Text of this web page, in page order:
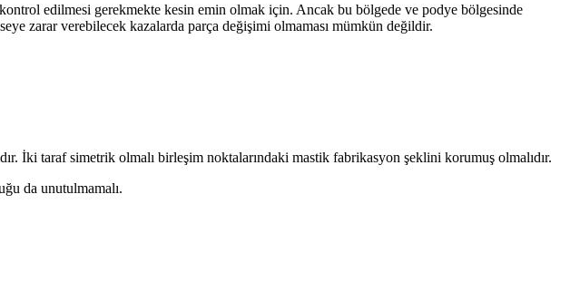
edilmesi gerekmekte kesin emin olmak için. Ancak bu bölgede ve podye bölgesinde
zarar verebilecek kazalarda parça değişimi olmaması mümkün değildir.
İki taraf simetrik olmalı birleşim noktalarındaki mastik fabrikasyon şeklini korumuş olmalıdır.
da unutulmamalı.